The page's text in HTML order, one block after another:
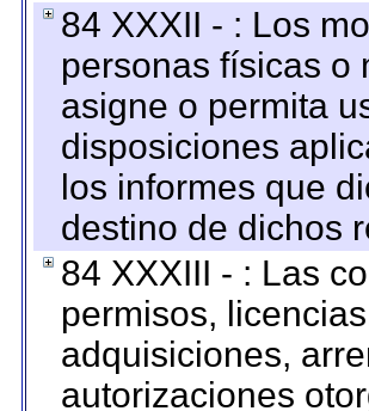
84 XXXII - : Los
personas físicas o
asigne o permita
disposiciones
los informes que
destino de dichos
84 XXXIII - : Las
permisos,
adquisiciones,
autorizaciones